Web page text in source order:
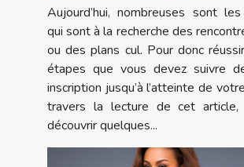
Aujourd’hui, nombreuses sont
qui sont à la recherche des
ou des plans cul. Pour donc
étapes que vous devez suivre
inscription jusqu’à l’atteinte de
travers la lecture de cet article,
découvrir quelques...